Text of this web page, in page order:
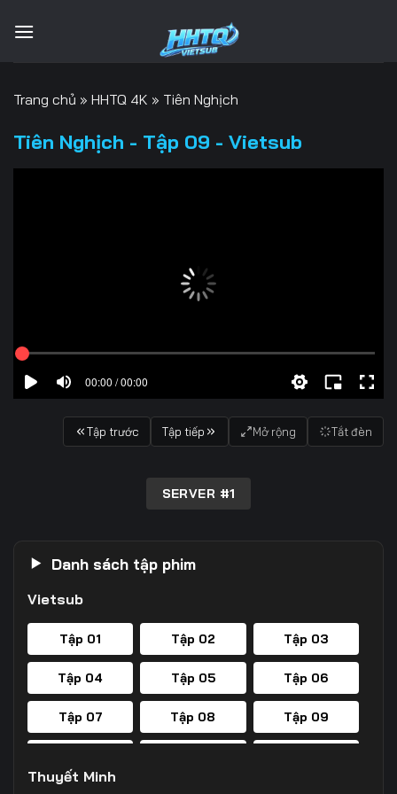
qua
Trang chủ » HHTQ 4K » Tiên Nghịch
Tiên Nghịch - Tập 09 - Vietsub
00:00 / 00:00
Tập trước Tập tiếp Mở rộng Tắt đèn
SERVER #1
Danh sách tập phim
Vietsub
Tập 01 Tập 02 Tập 03
Tập 04 Tập 05 Tập 06
Tập 07 Tập 08 Tập 09
Thuyết Minh